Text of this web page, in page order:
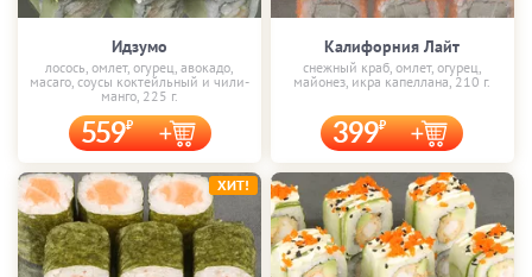
Идзумо
лосось, омлет, огурец, авокадо,
масаго, соусы коктейльный и чили-
манго, 225 г.
559
Калифорния Лайт
снежный краб, омлет, огурец,
майонез, икра капеллана, 210 г.
399
ХИТ!